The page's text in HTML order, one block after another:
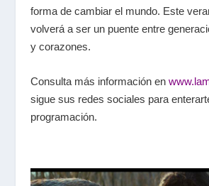
forma de cambiar el mundo. Este
volverá a ser un puente entre
y corazones.
Consulta más información en
sigue sus redes sociales para
programación.